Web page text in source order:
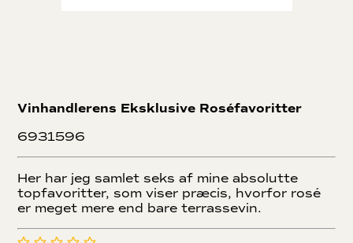
Vinhandlerens Eksklusive Roséfavoritter
6931596
Her har jeg samlet seks af mine absolutte
topfavoritter, som viser præcis, hvorfor rosé
er meget mere end bare terrassevin.